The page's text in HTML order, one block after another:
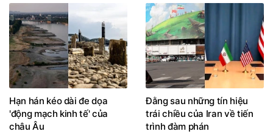
Hạn hán kéo dài đe dọa
'động mạch kinh tế' của
châu Âu
Đằng sau những tín hiệu
trái chiều của Iran về tiến
trình đàm phán